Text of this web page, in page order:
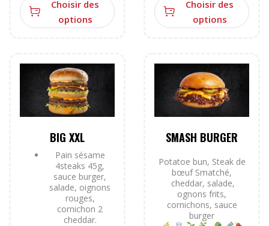
Choisir des
options
Choisir des
options
BIG XXL
Pain sésame
4steaks 45g,
sauce burger,
salade, oignons
rouges,
cornichon 2
cheddar.
SMASH BURGER
Potatoe bun, Steak de
bœuf Smatché,
cheddar, salade,
ognons frits,
cornichons, sauce
burger